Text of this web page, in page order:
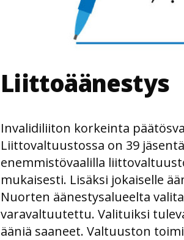
Liittoäänestys
Invalidiliiton korkeinta
Liittovaltuustossa on 39
enemmistövaalilla
mukaisesti. Lisäksi jokaiselle
Nuorten äänestysalueelta
varavaltuutettu. Valituiksi
ääniä saaneet. Valtuuston